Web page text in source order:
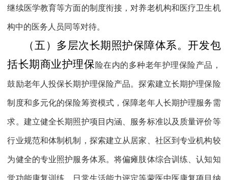
继续医学教育等方面的制度衔接，对养老机构和医疗卫生机
构中的医务人员同等对待。
（五）多层次长期照护保障体系。开发包
括长期商业护理保 险在内的多种老年护理保险产品，
鼓励老年人投保长期护理保险产品。探索建立长期护理保险
制度和多元化的保险筹资模式，保障老年人长期护理服务需
求。建立健全长期照护项目内涵、服务标准以及质量评价等
行业规范和体制机制，探索建立从居家、社区到专业机构较
为健全的专业照护服务体系。将偏瘫肢体综合训练、认知知
觉功能康复训练、日常生活能力评定等蒙医中医康复项目纳